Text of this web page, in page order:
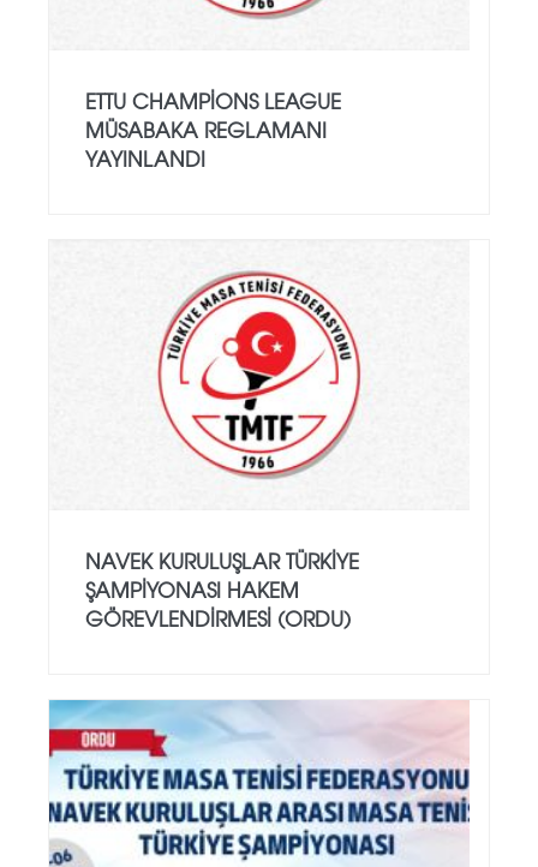
ETTU CHAMPIONS LEAGUE
MÜSABAKA REGLAMANI
YAYINLANDI
NAVEK KURULUŞLAR TÜRKIYE
ŞAMPIYONASI HAKEM
GÖREVLENDIRMESI (ORDU)